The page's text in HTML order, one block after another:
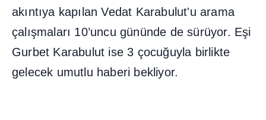
akıntıya kapı lan Vedat Karabulut'u arama
çal ışmaları 10’uncu gününde de sürüyor. Eşi
Gurbet Karabulut ise 3 çocuğuyla birlikte
gelecek umutlu haberi bekliyor.